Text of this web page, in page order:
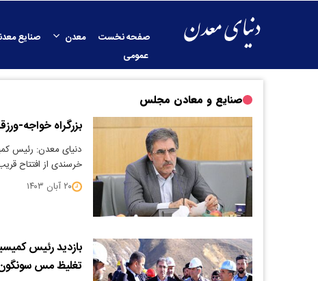
صفحه نخست معدن صنایع
عمومی
صنایع و معادن مجلس
بزرگراه خواجه-
دنیای معدن: رئیس
خرسندی از افتتاح
۲۰ آبان ۱۴۰۳
تغلیظ مس